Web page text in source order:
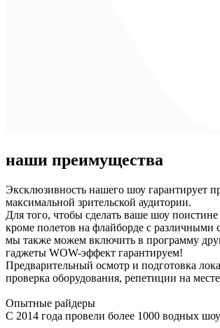
наши преимущества
Эксклюзивность нашего шоу гарантирует
максимальной зрительской аудитории.
Для того, чтобы сделать ваше шоу
кроме полетов на флайборде с различными
мы также можем включить в программу
гаджеты WOW-эффект гарантируем!
Предварительный осмотр и подготовка
проверка оборудования, репетиции на месте
Опытные райдеры
С 2014 года провели более 1000 водных шоу